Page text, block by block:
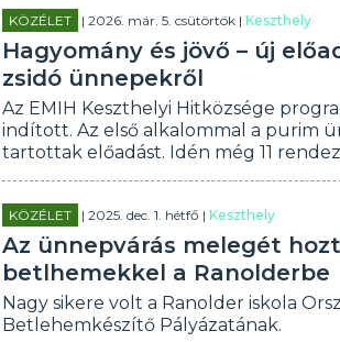
KÖZÉLET | 2026. már. 5. csütörtök |Keszthely
Hagyomány és jövő – új
zsidó ünnepekről
Az EMIH Keszthelyi Hitközsége
indított. Az első alkalommal a purim
tartottak előadást. Idén még 11
KÖZÉLET | 2025. dec. 1. hétfő |Keszthely
Az ünnepvárás melegét
betlhemekkel a Ranolderbe
Nagy sikere volt a Ranolder iskola
Betlehemkészítő Pályázatának.